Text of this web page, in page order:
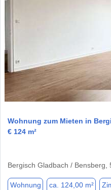
Wohnung zum Mieten in
€ 124 m²
Bergisch Gladbach / Bensberg,
Wohnung ca. 124,00 m²